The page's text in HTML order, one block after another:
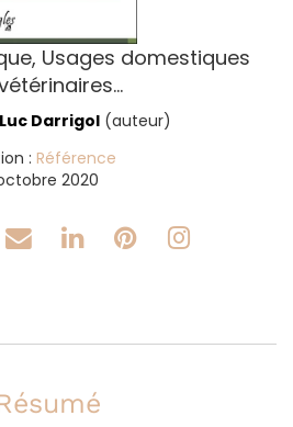
Usages domestiques
Darrigol (auteur)
: Référence
2020